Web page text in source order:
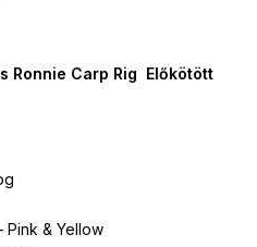
Ronnie Carp Rig Előkötött
Pink & Yellow